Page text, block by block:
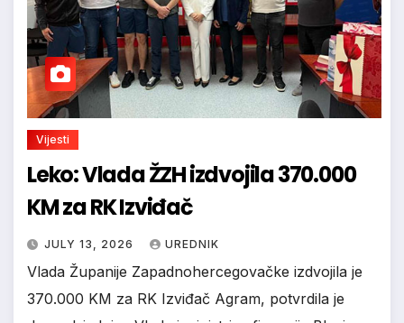
Vijesti
Leko: Vlada ŽZH izdvojila 370.000
KM za RK Izviđač
JULY 13, 2026 UREDNIK
Vlada Županije Zapadnohercegovačke izdvojila je
370.000 KM za RK Izviđač Agram, potvrdila je